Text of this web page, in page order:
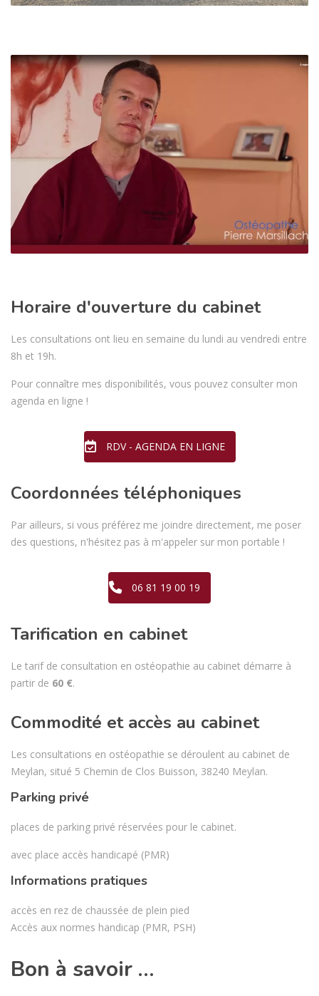
Horaire d'ouverture du cabinet
Les consultations ont lieu en semaine du lundi au vendredi entre
8h et 19h.
Pour connaître mes disponibilités, vous pouvez consulter mon
agenda en ligne !
RDV - AGENDA EN LIGNE
Coordonnées téléphoniques
Par ailleurs, si vous préférez me joindre directement, me poser
des questions, n'hésitez pas à m'appeler sur mon portable !
06 81 19 00 19
Tarification en cabinet
Le tarif de consultation en ostéopathie au cabinet démarre à
partir de 60 €.
Commodité et accès au cabinet
Les consultations en ostéopathie se déroulent au cabinet de
Meylan, situé 5 Chemin de Clos Buisson, 38240 Meylan.
Parking privé
places de parking privé réservées pour le cabinet.
avec place accès handicapé (PMR)
Informations pratiques
accès en rez de chaussée de plein pied
Accès aux normes handicap (PMR, PSH)
Bon à savoir …